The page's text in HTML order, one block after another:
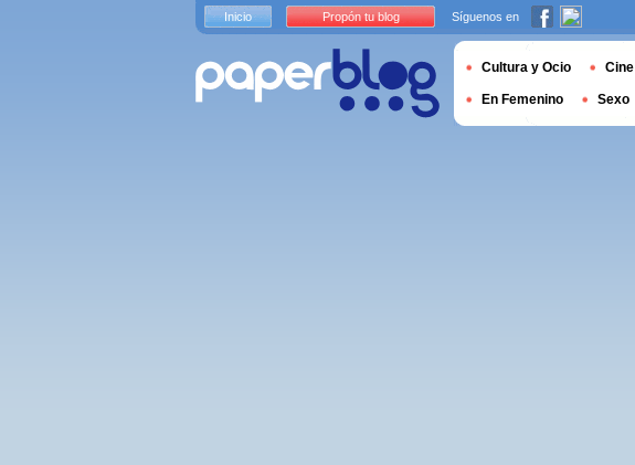
Inicio Propón tu blog Síguenos en
Cultura y Ocio Cine
En Femenino Sexo